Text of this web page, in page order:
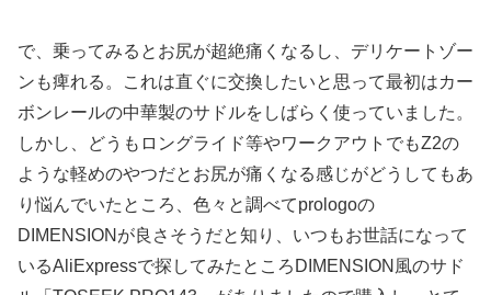
で、乗ってみるとお尻が超絶痛くなるし、デリケートゾー
ンも痺れる。これは直ぐに交換したいと思って最初はカー
ボンレールの中華製のサドルをしばらく使っていました。
しかし、どうもロングライド等やワークアウトでもZ2の
ような軽めのやつだとお尻が痛くなる感じがどうしてもあ
り悩んでいたところ、色々と調べてprologoの
DIMENSIONが良さそうだと知り、いつもお世話になって
いるAliExpressで探してみたところDIMENSION風のサド